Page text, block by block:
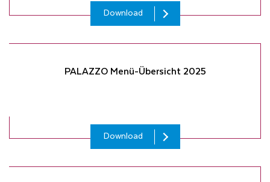
Download
PALAZZO Menü-Übersicht 2025
Download